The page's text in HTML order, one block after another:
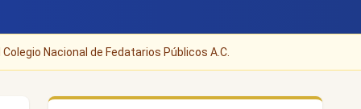
Nacional de Fedatarios Públicos A.C.